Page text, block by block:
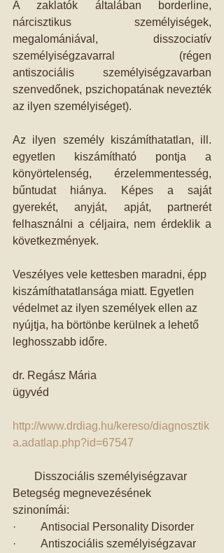
A zaklatók általában borderline,
nárcisztikus személyiségek,
megalomániával, disszociatív
személyiségzavarral (régen
antiszociális személyiségzavarban
szenvedőnek, pszichopatának nevezték
az ilyen személyiséget).
Az ilyen személy kiszámíthatatlan, ill.
egyetlen kiszámítható pontja a
könyörtelenség, érzelemmentesség,
bűntudat hiánya. Képes a saját
gyerekét, anyját, apját, partnerét
felhasználni a céljaira, nem érdeklik a
következmények.
Veszélyes vele kettesben maradni, épp
kiszámíthatatlansága miatt. Egyetlen
védelmet az ilyen személyek ellen az
nyújtja, ha börtönbe kerülnek a lehető
leghosszabb időre.
dr. Regász Mária
ügyvéd
http://www.drdiag.hu/kereso/diagnosztik
a.adatlap.php?id=67547
Disszociális személyiségzavar
Betegség megnevezésének
szinonímái:
·         Antisocial Personality Disorder
·         Antiszociális személyiségzavar